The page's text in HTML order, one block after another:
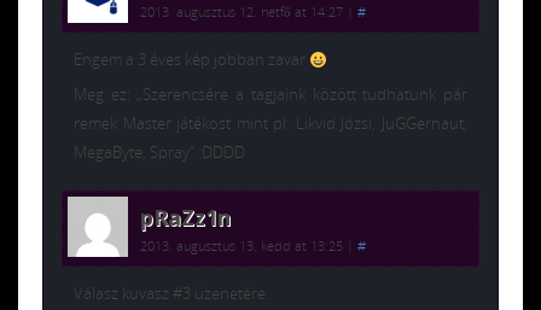
2013. augusztus 12. hétfő at 14:27 #
Engem a 3 éves kép jobban zavar
Meg ez: „Szerencsére a tagjaink között tudhatunk pár
remek Master játékost mint pl: Likvid Józsi, JuGGernaut,
MegaByte, Spray” :DDDD
pRaZz1n
2013. augusztus 13. kedd at 13:25 #
Válasz kuvasz #3 üzenetére: